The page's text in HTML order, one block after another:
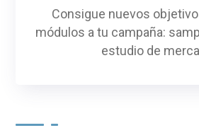
Consigue nuevos
módulos a tu campaña:
estudio de